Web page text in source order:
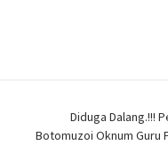
Diduga Dalang.!!!
Botomuzoi Oknum Guru